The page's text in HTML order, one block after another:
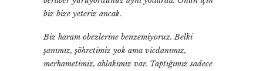
biz bize yeteriz ancak.
Biz haram obezlerine benzemiyoruz. Belki
şanımız, şöhretimiz yok ama vicdanımız,
merhametimiz, ahlakımız var. Taptığımız sadece